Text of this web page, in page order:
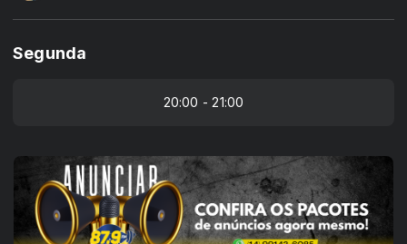
Segunda
20:00 - 21:00